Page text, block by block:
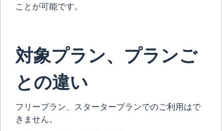
ことが可能です。
対象プラン、プランご
との違い
フリープラン、スタータープランでのご利用はで
きません。